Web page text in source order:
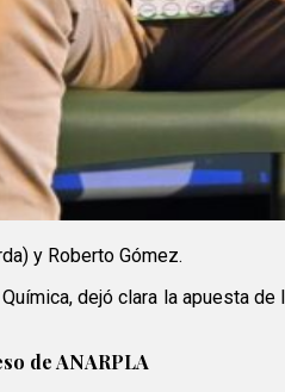
y Roberto Gómez.
dejó clara la apuesta
de ANARPLA